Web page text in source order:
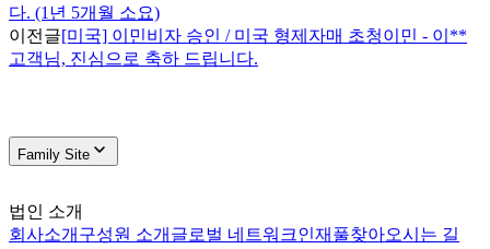
다. (1년 5개월 소요)
이전글[미국] 이민비자 승인 / 미국 형제자매 초청이민 - 이**
고객님, 진심으로 축하 드립니다.
Family Site
법인 소개
회사소개 구성원 소개 글로벌 네트워크인재풀찾아오시는 길